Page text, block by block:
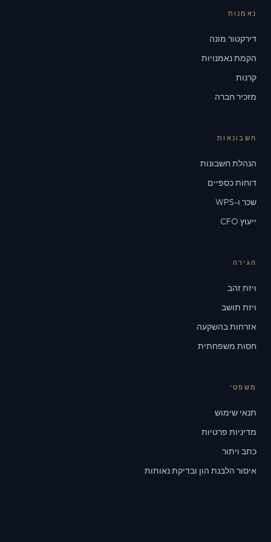
נאמנות
דירקטור מונה
הקמת נאמנויות
קרנות
מזכיר חברה
חשבונאות
הנהלת חשבונות
דוחות כספיים
שכר ו-WPS
ייעוץ CFO
הגירה
ויזת זהב
ויזת תושב
אזרחות בהשקעה
חסות משפחתית
משפטי
תנאי שימוש
מדיניות פרטיות
כתב ויתור
איסור הלבנת הון ובדיקת נאותות